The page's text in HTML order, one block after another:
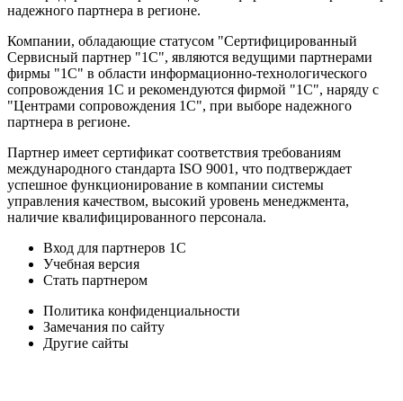
надежного партнера в регионе.
Компании, обладающие статусом "Сертифицированный
Сервисный партнер "1С", являются ведущими партнерами
фирмы "1С" в области информационно-технологического
сопровождения 1C и рекомендуются фирмой "1С", наряду с
"Центрами сопровождения 1С", при выборе надежного
партнера в регионе.
Партнер имеет сертификат соответствия требованиям
международного стандарта ISO 9001, что подтверждает
успешное функционирование в компании системы
управления качеством, высокий уровень менеджмента,
наличие квалифицированного персонала.
Вход для партнеров 1С
Учебная версия
Стать партнером
Политика конфиденциальности
Замечания по сайту
Другие сайты